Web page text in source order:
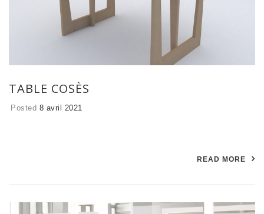
TABLE COSÈS
Posted 8 avril 2021
READ MORE